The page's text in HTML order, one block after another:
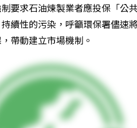
要求石油煉製業者應投保「公
續性的污染，呼籲環保署儘速
帶動建立市場機制。